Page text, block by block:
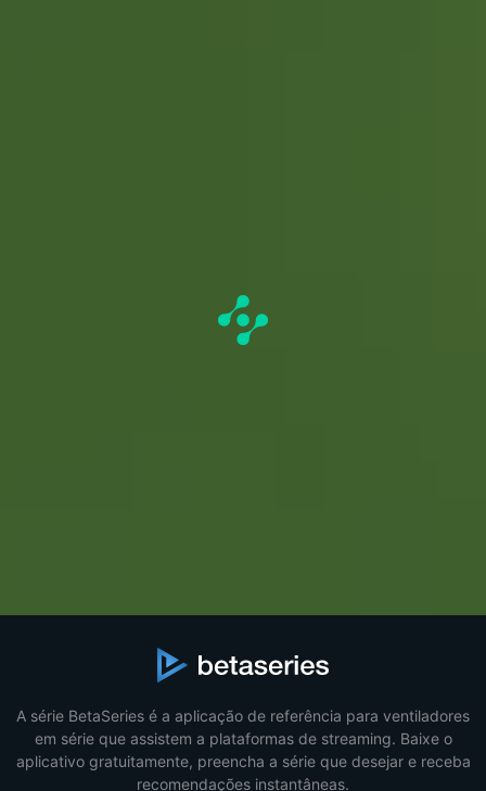
A série BetaSeries é a aplicação de referência para ventiladores
em série que assistem a plataformas de streaming. Baixe o
aplicativo gratuitamente, preencha a série que desejar e receba
recomendações instantâneas.